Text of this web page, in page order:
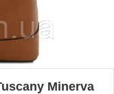
Minerva